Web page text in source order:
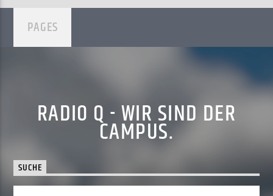
PAGES
RADIO Q - WIR SIND DER
CAMPUS.
SUCHE